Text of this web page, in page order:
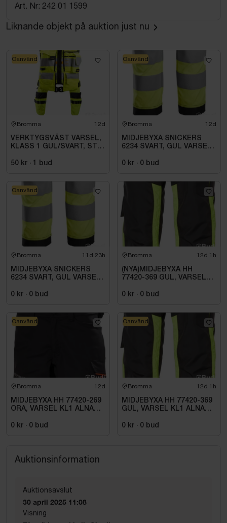
Art. Nr: 242 01 1599
Liknande objekt på auktion just nu
Bromma 12d
VERKTYGSVÄST VARSEL,
KLASS 1 GUL/SVART, STL
50 kr · 1 bud
Oanvänd
Bromma 12d
MIDJEBYXA SNICKERS
6234 SVART, GUL VARSEL
0 kr · 0 bud
Oanvänd
Bromma 11d 23h
MIDJEBYXA SNICKERS
6234 SVART, GUL VARSEL
0 kr · 0 bud
Oanvänd
Bromma 12d 1h
(NYA)MIDJEBYXA HH
77420-369 GUL, VARSEL
0 kr · 0 bud
Bromma 12d
MIDJEBYXA HH 77420-269
ORA, VARSEL KL1 ALNA
0 kr · 0 bud
Oanvänd
Bromma 12d 1h
MIDJEBYXA HH 77420-369
GUL, VARSEL KL1 ALNA
0 kr · 0 bud
Oanvänd
Auktionsinformation
Auktionsavslut
30 april 2025 11:08
Visning